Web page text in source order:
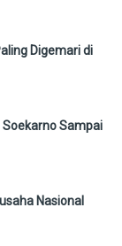
Digemari di
Sampai
Nasional